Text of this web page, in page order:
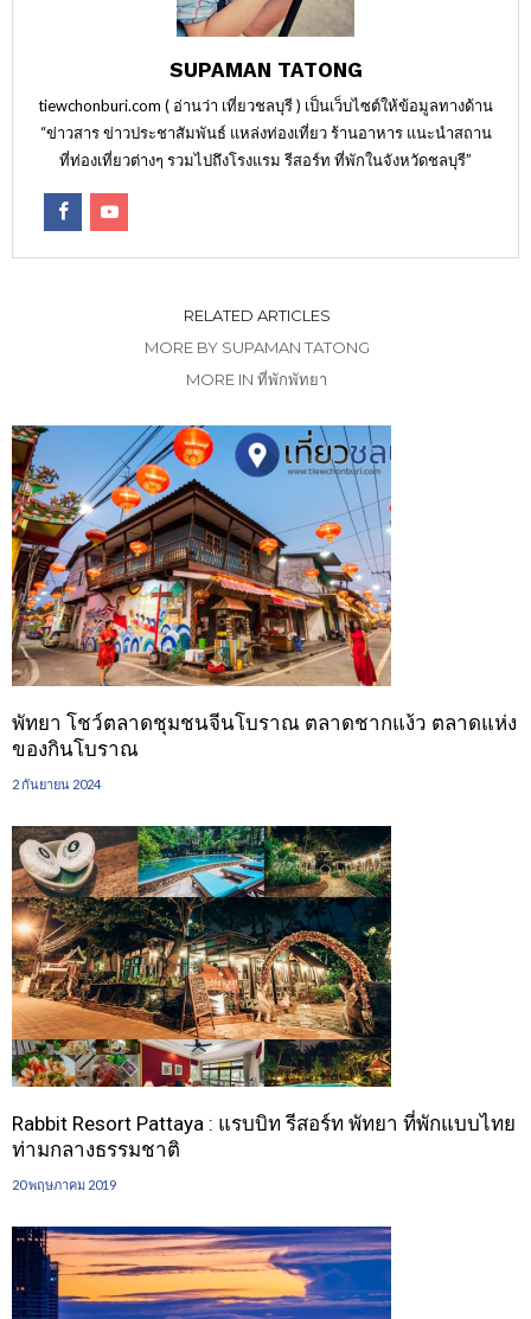
SUPAMAN TATONG
tiewchonburi.com ( อ่านว่า เที่ยวชลบุรี ) เป็นเว็บไซต์ให้ข้อมูลทางด้าน
“ข่าวสาร ข่าวประชาสัมพันธ์ แหล่งท่องเที่ยว ร้านอาหาร แนะนำสถาน
ที่ท่องเที่ยวต่างๆ รวมไปถึงโรงแรม รีสอร์ท ที่พักในจังหวัดชลบุรี”
RELATED ARTICLES
MORE BY SUPAMAN TATONG
MORE IN ที่พักพัทยา
พัทยา โชว์ตลาดชุมชนจีนโบราณ ตลาดชากแง้ว ตลาดแห่ง
ของกินโบราณ
2 กันยายน 2024
Rabbit Resort Pattaya : แรบบิท รีสอร์ท พัทยา ที่พักแบบไทย
ท่ามกลางธรรมชาติ
20 พฤษภาคม 2019